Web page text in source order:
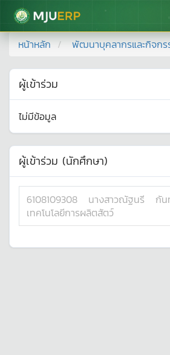
มหาวิทยาลัยแม่โจ้
หน้าหลัก พัฒนาบุคลากรและกิจกร
ผู้เข้าร่วม
ไม่มีข้อมูล
ผู้เข้าร่วม (นักศึกษา)
6108109308 นางสาวณัฐนรี กัน
เทคโนโลยีการผลิตสัตว์